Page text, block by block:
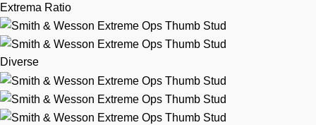
Extrema Ratio
Diverse